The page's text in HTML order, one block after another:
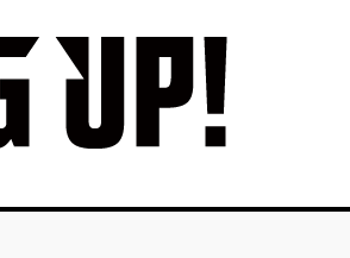
たがにくい」をカップ
リング曲に。